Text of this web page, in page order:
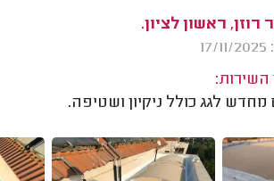
רוזן, ראשון לציון.
השירות:
מחדש לגג כולל ניקיון ושטיפה.